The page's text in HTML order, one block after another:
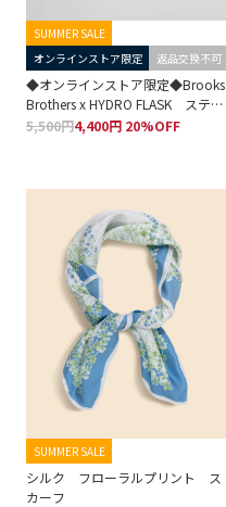
SUMMER SALE
オンラインストア限定
返品交換不可
◆オンラインストア限定◆Brooks
Brothers x HYDRO FLASK ステン
レス コーヒーマグ 12oz
5,500円4,400円 20%OFF
SUMMER SALE
シルク フローラルプリント ス
カーフ